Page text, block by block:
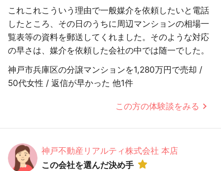
これこれこういう理由で一般媒介を依頼したいと電話
したところ、その日のうちに周辺マンションの相場一
覧表等の資料を郵送してくれました。そのような対応
の早さは、媒介を依頼した会社の中では随一でした。
神戸市兵庫区の分譲マンションを1,280万円で売却 /
50代女性 / 返信が早かった 他1件
この方の体験談をみる
神戸不動産リアルティ株式会社 本店
この会社を選んだ決め手